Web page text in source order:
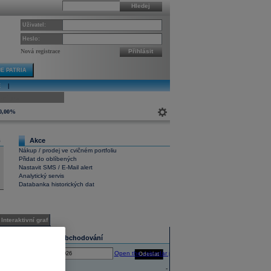
Hledej
Uživatel:
Heslo:
Nová registrace Přihlásit
PATRIA
Akce
Nákup / prodej ve cvičném portfoliu
Přidat do oblíbených
Nastavit SMS / E-Mail alert
Analytický servis
Databanka historických dat
Interaktivní graf
Statistika obchodování
Open the calendar popup.
Odeslat
-